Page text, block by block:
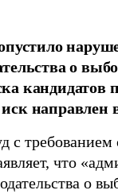
о
кандидатов
направлен
с требованием
что
о